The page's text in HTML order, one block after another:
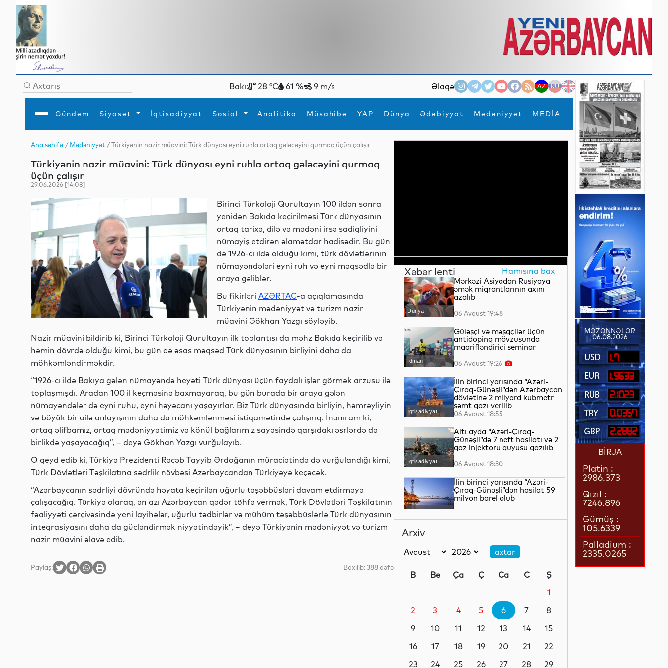
Bakı: 28 °C 61 % 9 m/s Əlaqə AZ RU EN
Gündəm Siyasət İqtisadiyyat Sosial Analitika Müsahibə YAP Dünya Ədəbiyyat Mədəniyyət MEDİA
×
Gündəm
İqtisadiyyat
YAP
Analitika
Mədəniyyət
Müsahibə
MEDİA
Xarici siyasətTurizm
Diaspor
İdmanYeni texnologiyalar
Ana səhifə /Mədəniyyət / Türkiyənin nazir müavini: Türk dünyası eyni ruhla ortaq gələcəyini qurmaq üçün çalışır
Türkiyənin nazir müavini: Türk dünyası eyni ruhla ortaq gələcəyini qurmaq
üçün çalışır
29.06.2026 [14:08]
Birinci Türkoloji Qurultayın 100 ildən sonra
yenidən Bakıda keçirilməsi Türk dünyasının
ortaq tarixə, dilə və mədəni irsə sadiqliyini
nümayiş etdirən əlamətdar hadisədir. Bu gün
də 1926-cı ildə olduğu kimi, türk dövlətlərinin
nümayəndələri eyni ruh və eyni məqsədlə bir
araya gəliblər.
Bu fikirləri AZƏRTAC-a açıqlamasında
Türkiyənin mədəniyyət və turizm nazir
müavini Gökhan Yazgı söyləyib.
Nazir müavini bildirib ki, Birinci Türkoloji Qurultayın ilk toplantısı da məhz Bakıda keçirilib və
həmin dövrdə olduğu kimi, bu gün də əsas məqsəd Türk dünyasının birliyini daha da
möhkəmləndirməkdir.
“1926-cı ildə Bakıya gələn nümayəndə heyəti Türk dünyası üçün faydalı işlər görmək arzusu ilə
toplaşmışdı. Aradan 100 il keçməsinə baxmayaraq, bu gün burada bir araya gələn
nümayəndələr də eyni ruhu, eyni həyəcanı yaşayırlar. Biz Türk dünyasında birliyin, həmrəyliyin
və böyük bir ailə anlayışının daha da möhkəmlənməsi istiqamətində çalışırıq. İnanıram ki,
ortaq əlifbamız, ortaq mədəniyyətimiz və könül bağlarımız sayəsində qarşıdakı əsrlərdə də
birlikdə yaşayacağıq”, – deyə Gökhan Yazgı vurğulayıb.
O qeyd edib ki, Türkiyə Prezidenti Rəcəb Tayyib Ərdoğanın müraciətində də vurğulandığı kimi,
Türk Dövlətləri Təşkilatına sədrlik növbəsi Azərbaycandan Türkiyəyə keçəcək.
“Azərbaycanın sədrliyi dövründə həyata keçirilən uğurlu təşəbbüsləri davam etdirməyə
çalışacağıq. Türkiyə olaraq, ən azı Azərbaycan qədər töhfə vermək, Türk Dövlətləri Təşkilatının
fəaliyyəti çərçivəsində yeni layihələr, uğurlu tədbirlər və mühüm təşəbbüslərlə Türk dünyasının
inteqrasiyasını daha da gücləndirmək niyyətindəyik”, – deyə Türkiyənin mədəniyyət və turizm
nazir müavini əlavə edib.
Paylaş: Baxılıb: 388 dəfə
Xəbər lenti Hamısına bax
Dünya
Mərkəzi Asiyadan Rusiyaya
əmək miqrantlarının axını
azalıb
06 Avqust 19:48
İdman
Güləşçi və məşqçilər üçün
antidopinq mövzusunda
maarifləndirici seminar
06 Avqust 19:26
İqtisadiyyat
İlin birinci yarısında “Azəri-
Çıraq-Günəşli”dən Azərbaycan
dövlətinə 2 milyard kubmetr
səmt qazı verilib
06 Avqust 18:55
İqtisadiyyat
Altı ayda “Azəri-Çıraq-
Günəşli”də 7 neft hasilatı və 2
qaz injektoru quyusu qazılıb
06 Avqust 18:30
İqtisadiyyat
İlin birinci yarısında “Azəri-
Çıraq-Günəşli”dən hasilat 59
milyon barel olub
nəzərindən bütün Avropa üçün
strateji əhəmiyyətə malikdir
İdman
oyununun biletləri satışa çıxıb
06 Avqust 17:32
Elm
Azərbaycan Rəssamlıq
yaradıcı prosesə dəstək
06 Avqust 17:27
Arxiv
B Be Ça Ç Ca C
Ş
1
2
3 4 5 6 7
8
9
10 11 12 13 14
15
16
17 18 19 20 21
22
23
24 25 26 27 28
29
MƏZƏNNƏLƏR
06.08.2026
1.7
1.9633
2.1023
0.0357
2.2882
BİRJA
Platin :
2986.373
Qızıl :
7246.896
Gümüş :
105.6339
Palladium :
2335.0265